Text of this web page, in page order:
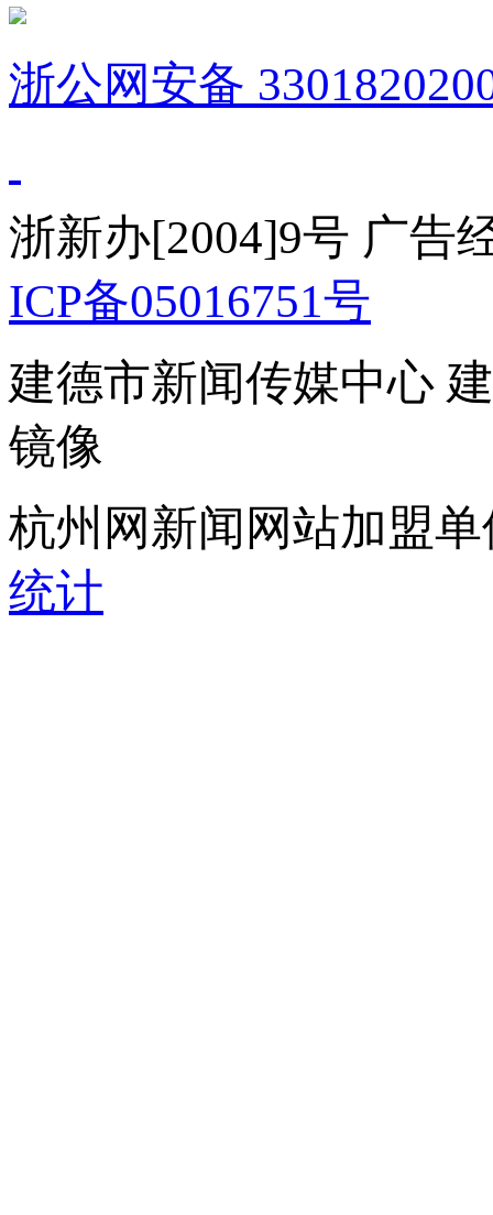
浙公网安备
浙新办[2004]9号 广告
ICP备05016751号
建德市新闻传媒中心
镜像
杭州网新闻网站加盟
统计